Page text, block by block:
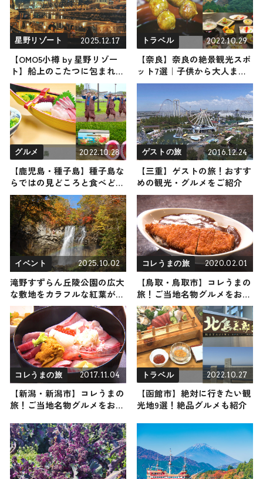
星野リゾート 2025.12.17
【OMO5小樽 by 星野リゾー
ト】船上のこたつに包まれて
白銀の街並みを眺める『小樽
運河こたつクルージング』が
今年も開催！ ルタオのオリ
ジナルスイーツも新登場
トラベル 2022.10.29
【奈良】奈良の絶景観光スポ
ット7選｜子供から大人まで
楽しめるスポットをご紹介
グルメ 2022.10.28
【鹿児島・種子島】種子島な
らではの見どころと食べどこ
ろ5選｜観光名所、イベント
から食事処などをご紹介
ゲストの旅 2016.12.24
【三重】ゲストの旅！おすす
めの観光・グルメをご紹介
イベント 2025.10.02
滝野すずらん丘陵公園の広大
な敷地をカラフルな紅葉が彩
る！ 10/4（土）から「たき
の紅葉まつり」開催 / 北海
道・札幌市
コレうまの旅 2020.02.01
【鳥取・鳥取市】コレうまの
旅！ご当地名物グルメをお届
け
コレうまの旅 2017.11.04
【新潟・新潟市】コレうまの
旅！ご当地名物グルメをお届
トラベル 2022.10.27
【函館市】絶対に行きたい観
光地9選！絶品グルメも紹介